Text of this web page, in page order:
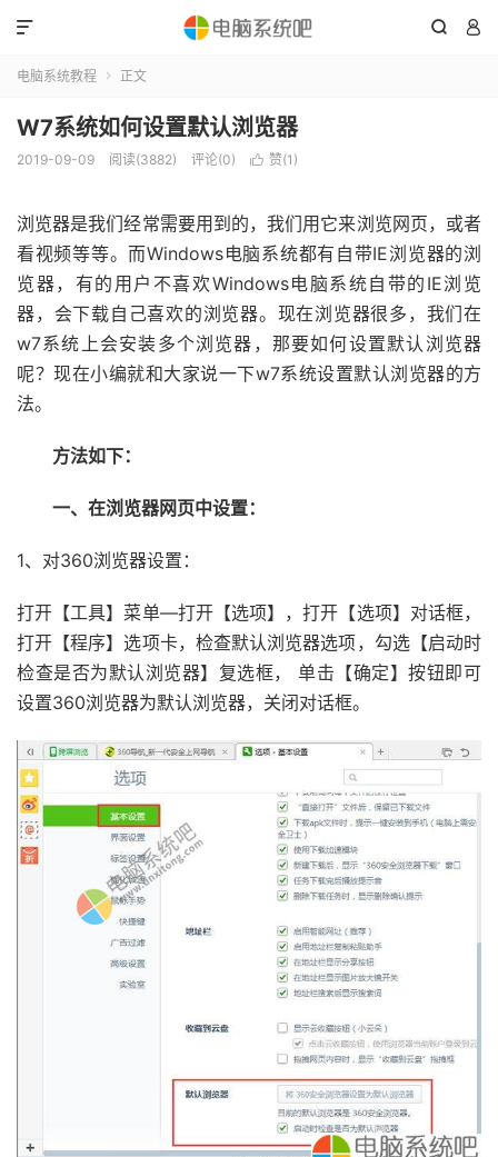
 

电脑系统教程  正文
W7系统如何设置默认浏览器
2019-09-09 阅读(3882) 评论(0)  赞(1 )
浏览器是我们经常需要用到的，我们用它来浏览网页，或者
看视频等等。而Windows电脑系统都有自带IE浏览器的浏
览器，有的用户不喜欢Windows电脑系统自带的IE浏览
器，会下载自己喜欢的浏览器。现在浏览器很多，我们在
w7系统上会安装多个浏览器，那要如何设置默认浏览器
呢？现在小编就和大家说一下w7系统设置默认浏览器的方
法。
方法如下：
一、在浏览器网页中设置：
1、对360浏览器设置：
打开【工具】菜单—打开【选项】，打开【选项】对话框，
打开【程序】选项卡，检查默认浏览器选项，勾选【启动时
检查是否为默认浏览器】复选框， 单击【确定】按钮即可
设置360浏览器为默认浏览器，关闭对话框。